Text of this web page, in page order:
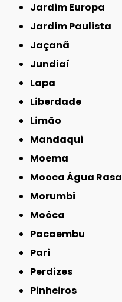
Jardim Europa
Jardim Paulista
Jaçanã
Jundiaí
Lapa
Liberdade
Limão
Mandaqui
Moema
Mooca Água Rasa
Morumbi
Moóca
Pacaembu
Pari
Perdizes
Pinheiros